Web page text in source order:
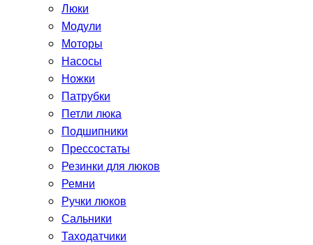
Люки
Модули
Моторы
Насосы
Ножки
Патрубки
Петли люка
Подшипники
Прессостаты
Резинки для люков
Ремни
Ручки люков
Сальники
Таходатчики